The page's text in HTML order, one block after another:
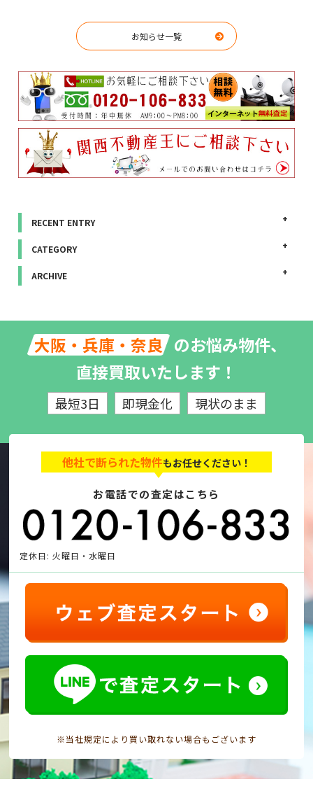
お知らせ一覧
RECENT ENTRY
CATEGORY
ARCHIVE
大阪・兵庫・奈良 のお悩み物件、
直接買取いたします！
最短3日 即現金化 現状のまま
他社で断られた物件もお任せください！
お電話での査定はこちら
定休日: 火曜日・水曜日
※当社規定により買い取れない場合もございます